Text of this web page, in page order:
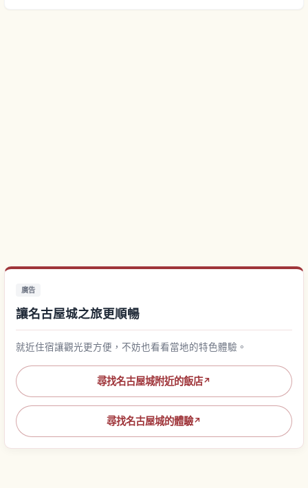
廣告
讓名古屋城之旅更順暢
就近住宿讓觀光更方便，不妨也看看當地的特色體驗。
尋找名古屋城附近的飯店↗
尋找名古屋城的體驗↗